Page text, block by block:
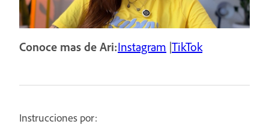
Conoce mas de Ari:Instagram |TikTok
Instrucciones por: